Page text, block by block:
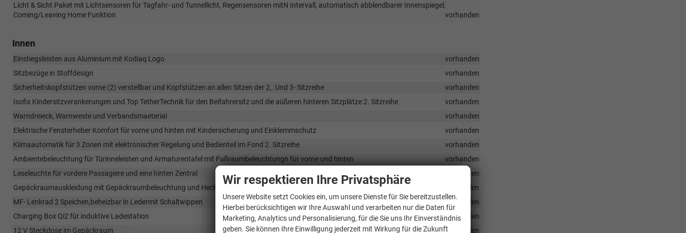
Licht & Sicht Paket mit Lichtsensoren für Tagfahr- und Tunnellicht, Regensensoren mitN Intervall, automatisch abblendbarer Innenspiegel,
Coming/Leaving Home Funktion
vorhanden
Innen
Einstiegsleisten aus Aluminium mit Kodiaq Logo
vorhanden
Sitzbezüge in Stoffdesign
vorhanden
Sicherheitskopfstützen vorne (2) verstellbar und Kopfstützen an allen Sitzen der 2,. Und 3- Sitzreihe
vorhanden
Isofix Kindersitzverankerungen und Top TetherTechnik für den Beifahrersitz und die aüßeren hinteren Sitzplätze 2. Sitzreihe
vorhanden
Warndreieck, Warnweste und Verbandsmaeterial
vorhanden
Elektrische Fensterheber Komfort für vorne und hinten mit Kindersicherung und Einklemmschutz
vorhanden
Klimaautomatik für 3 Zonen mit elektronischer Regelung und Bedienteil im Fond 2. Sitzreihe
vorhanden
Ambientebeleuchtung für Türinneleisten und Armaturentafel mit Fußraumbeleuchtungn für vorne und hinten
vorhanden
Leseleuchte für vordere Passagiere und eine hinten Zentral
vorhanden
Gepäckraumauskleidung mit Gepäckraumbeleuchtung und Heckklppenvorfeldbeleuchtung
vorhanden
MF- Lenkrad 2 Speichen,beheizbar in Ledermit Schaltwippen
vorhanden
Charging Box Qi2 für induktive Ladestation
vorhanden
12 V Steckdose im Gepäckraum
vorhanden
Wir respektieren Ihre Privatsphäre
Unsere Website setzt Cookies ein, um unsere Dienste für Sie bereitzustellen.
Hierbei berücksichtigen wir Ihre Auswahl und verarbeiten nur die Daten für
Marketing, Analytics und Personalisierung, für die Sie uns Ihr Einverständnis
geben. Sie können Ihre Einwilligung jederzeit mit Wirkung für die Zukunft